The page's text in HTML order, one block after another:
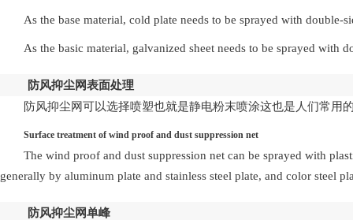
As the base material, cold plate needs to be sprayed with double-
As the basic material, galvanized sheet needs to be sprayed with
防风抑尘网表面处理
防风抑尘网可以选择喷塑也就是静电粉末喷涂这也是人们常用
Surface treatment of wind proof and dust suppression net
The wind proof and dust suppression net can be sprayed with
generally by aluminum plate and stainless steel plate, and color steel
防风抑尘网单峰